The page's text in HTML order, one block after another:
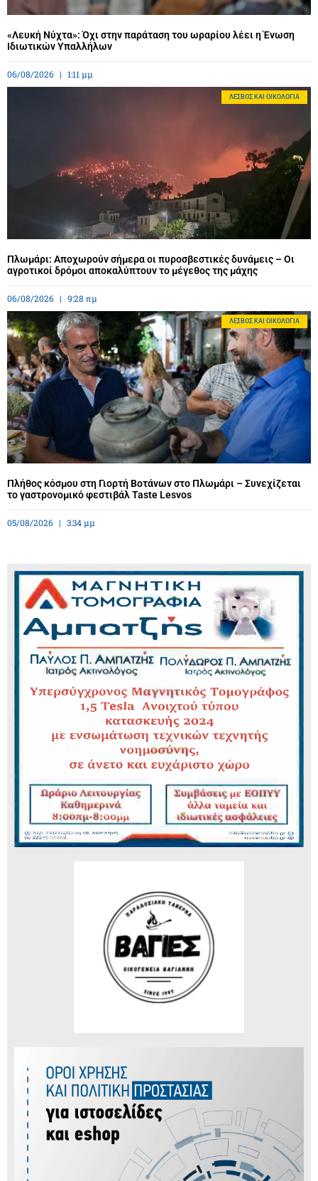
«Λευκή Νύχτα»: Όχι στην παράταση του ωραρίου λέει η Ένωση
Ιδιωτικών Υπαλλήλων
06/08/2026 1:11 μμ
ΛΈΣΒΟΣ ΚΑΙ ΟΙΚΟΛΟΓΊΑ
Πλωμάρι: Αποχωρούν σήμερα οι πυροσβεστικές δυνάμεις – Οι
αγροτικοί δρόμοι αποκαλύπτουν το μέγεθος της μάχης
06/08/2026 9:28 πμ
ΛΈΣΒΟΣ ΚΑΙ ΟΙΚΟΛΟΓΊΑ
Πλήθος κόσμου στη Γιορτή Βοτάνων στο Πλωμάρι – Συνεχίζεται
το γαστρονομικό φεστιβάλ Taste Lesvos
05/08/2026 3:34 μμ